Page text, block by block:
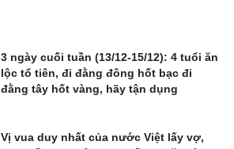
3 ngày cuối tuần (13/12-15/12): 4 tuổi ăn
lộc tổ tiên, đi đằng đông hốt bạc đi
đằng tây hốt vàng, hãy tận dụng
Vị vua duy nhất của nước Việt lấy vợ,